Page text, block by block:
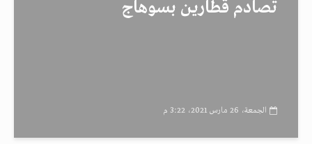
تصادم قطارين بسوهاج
الجمعة، 26 مارس 2021، 3:22 م